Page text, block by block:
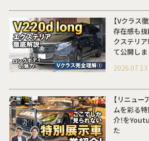
【Vクラス
存在感も抜
クステリ
て公開し
2026.07.13
【リニュー
ムを彩る
介！を
た